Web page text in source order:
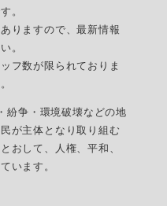
。
りますので、最新情報
。
フ数が限られておりま
紛争・環境破壊などの地
が主体となり取り組む
おして、人権、平和、
います。